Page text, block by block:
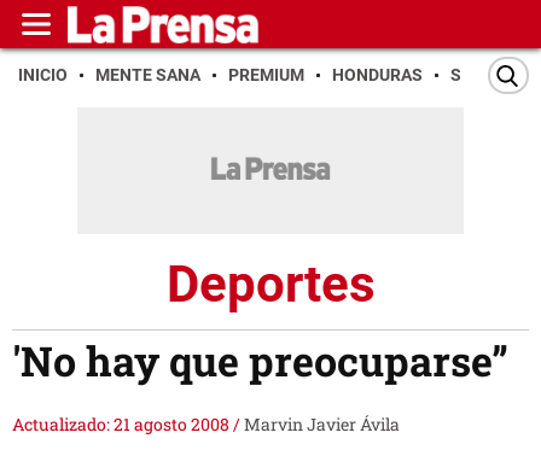
INICIO MENTE SANA PREMIUM HONDURAS SAN PEDRO
Deportes
'No hay que preocuparse”
Actualizado: 21 agosto 2008 /Marvin Javier Ávila